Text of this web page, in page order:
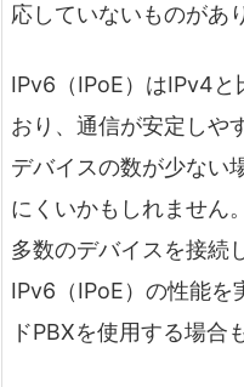
応していないものがあ
IPv6（IPoE）はIPv4と
おり、通信が安定しや
デバイスの数が少ない
にくいかもしれません
多数のデバイスを接続
IPv6（IPoE）の性能を
ドPBXを使用する場合